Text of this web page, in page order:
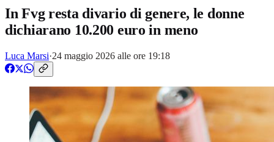
In Fvg resta divario di genere, le donne
dichiarano 10.200 euro in meno
Luca Marsi·24 maggio 2026 alle ore 19:18